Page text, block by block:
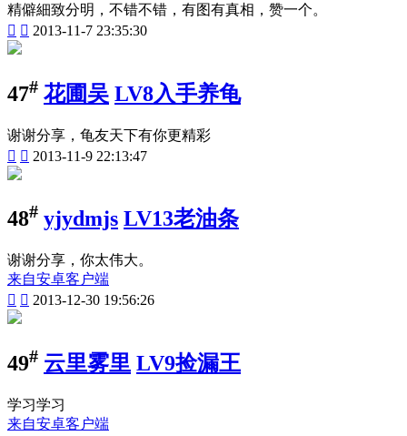
精僻細致分明，不错不错，有图有真相，赞一个。
  2013-11-7 23:35:30
47# 花圃吴 LV8入手养龟
谢谢分享，龟友天下有你更精彩
  2013-11-9 22:13:47
48# yjydmjs LV13老油条
谢谢分享，你太伟大。
来自安卓客户端
  2013-12-30 19:56:26
49# 云里雾里 LV9捡漏王
学习学习
来自安卓客户端